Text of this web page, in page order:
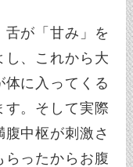
が「甘み」を
し、これから大
に入ってくる
す。そして実際
中枢が刺激さ
らったからお腹